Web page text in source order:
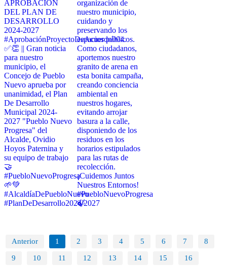
APROBACIÓN
DEL PLAN DE
DESARROLLO
2024-2027
#AprobaciónProyectoDeAcuerdo004.
✅👏 || Gran noticia
para nuestro
municipio, el
Concejo de Pueblo
Nuevo aprueba por
unanimidad, el Plan
De Desarrollo
Municipal 2024-
2027 "Pueblo Nuevo
Progresa" del
Alcalde, Ovidio
Hoyos Paternina y
su equipo de trabajo
🤝
#PuebloNuevoProgresa
🌱💚
#AlcaldíaDePuebloNuevo
#PlanDeDesarrollo2024/2027
organización de
nuestro municipio,
cuidando y
preservando los
espacios públicos.
Como ciudadanos,
aportemos nuestro
granito de arena en
esta bonita campaña,
creando conciencia
ambiental en
nuestros hogares,
evitando arrojar
basura a la calle,
disponiendo de los
residuos en los
horarios estipulados
para las rutas de
recolección.
¡Cuidemos Juntos
Nuestros Entornos!
#PuebloNuevoProgresa
🍃
Anterior 1 2 3 4 5 6 7 8
9 10 11 12 13 14 15 16